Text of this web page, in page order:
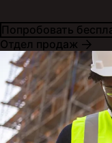
Попробовать
Отдел продаж